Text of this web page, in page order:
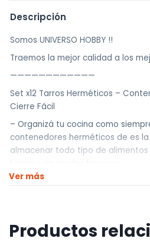
Descripción
Somos UNIVERSO HOBBY !!
Traemos la mejor calidad a los
————————————
Set x12 Tarros Herméticos –
Cierre Fácil
– Organizá tu cocina como
contenedores herméticos de es
almacenar todo tipo de
– Apilables, resistentes, libres de
cierre hermético, son ideales
• Material: Cuerpo de PS (plástico
Ver más
Productos